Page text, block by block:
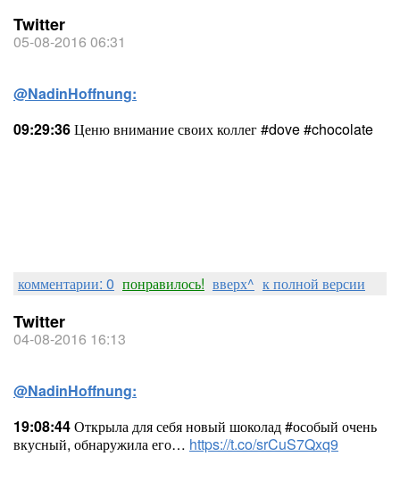
Twitter
05-08-2016 06:31
@NadinHoffnung:
09:29:36Ценю внимание своих коллег #dove #chocolate
комментарии: 0 понравилось! вверх^ к полной версии
Twitter
04-08-2016 16:13
@NadinHoffnung:
19:08:44Открыла для себя новый шоколад #особый очень
вкусный, обнаружила его… https://t.co/srCuS7Qxq9